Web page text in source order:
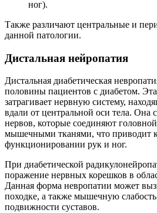
ног).
Также различают центральные и
данной патологии.
Дистальная нейропатия
Дистальная диабетическая
половины пациентов с диабетом.
затрагивает нервную систему,
вдали от центральной оси тела. Она
нервов, которые соединяют
мышечными тканями, что приводит
функционировании рук и ног.
При диабетической
поражение нервных корешков в
Данная форма невропатии может
походке, а также мышечную
подвижности суставов.